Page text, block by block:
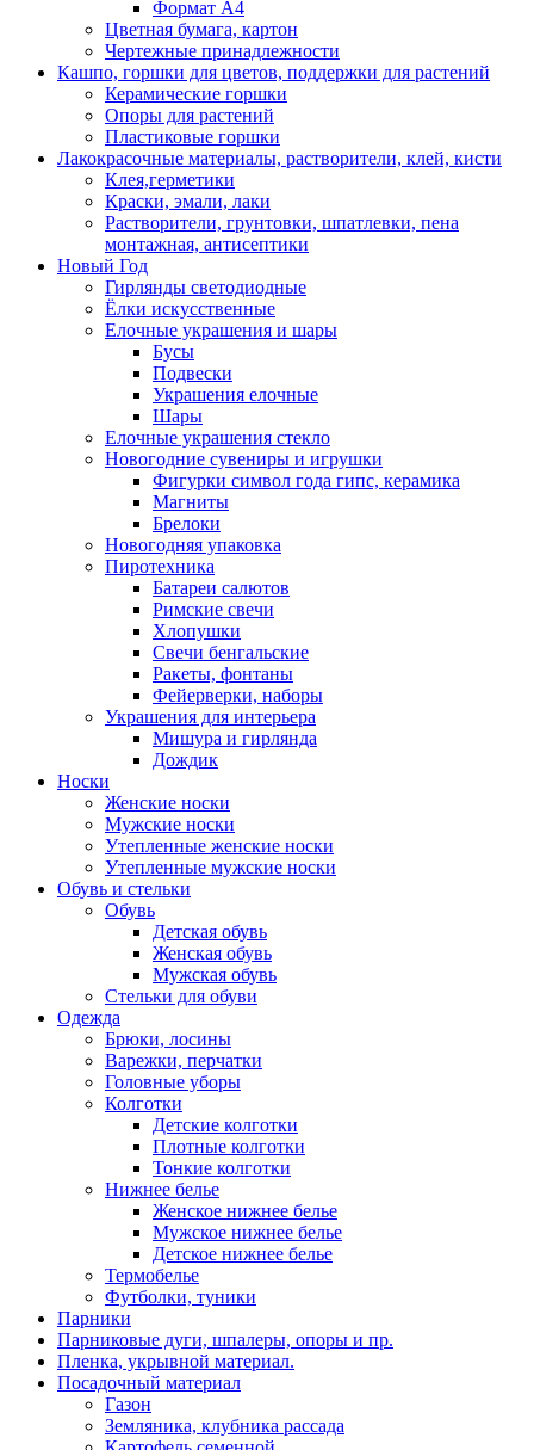
Формат А4
Цветная бумага, картон
Чертежные принадлежности
Кашпо, горшки для цветов, поддержки для растений
Керамические горшки
Опоры для растений
Пластиковые горшки
Лакокрасочные материалы, растворители, клей, кисти
Клея,герметики
Краски, эмали, лаки
Растворители, грунтовки, шпатлевки, пена
монтажная, антисептики
Новый Год
Гирлянды светодиодные
Ёлки искусственные
Елочные украшения и шары
Бусы
Подвески
Украшения елочные
Шары
Елочные украшения стекло
Новогодние сувениры и игрушки
Фигурки символ года гипс, керамика
Магниты
Брелоки
Новогодняя упаковка
Пиротехника
Батареи салютов
Римские свечи
Хлопушки
Свечи бенгальские
Ракеты, фонтаны
Фейерверки, наборы
Украшения для интерьера
Мишура и гирлянда
Дождик
Носки
Женские носки
Мужские носки
Утепленные женские носки
Утепленные мужские носки
Обувь и стельки
Обувь
Детская обувь
Женская обувь
Мужская обувь
Стельки для обуви
Одежда
Брюки, лосины
Варежки, перчатки
Головные уборы
Колготки
Детские колготки
Плотные колготки
Тонкие колготки
Нижнее белье
Женское нижнее белье
Мужское нижнее белье
Детское нижнее белье
Термобелье
Футболки, туники
Парники
Парниковые дуги, шпалеры, опоры и пр.
Пленка, укрывной материал.
Посадочный материал
Газон
Земляника, клубника рассада